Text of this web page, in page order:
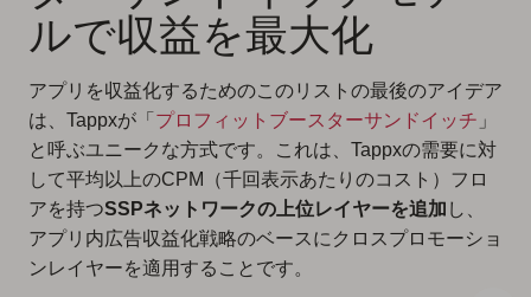
ルで収益を最大化
アプリを収益化するためのこのリストの最後のアイデア
は、Tappxが「 プロフィットブースターサンドイッチ 」
と呼ぶユニークな方式です。これは、Tappxの需要に対
して平均以上のCPM（千回表示あたりのコスト）フロ
アを持つSSPネットワークの上位レイヤーを追加 し、
アプリ内広告収益化戦略のベースにクロスプロモーショ
ンレイヤーを適用することです。